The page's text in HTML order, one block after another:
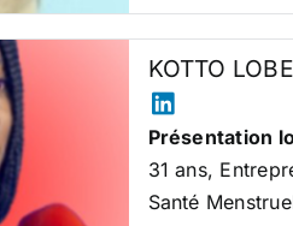
KOTTO
Présentation
31 ans,
Santé